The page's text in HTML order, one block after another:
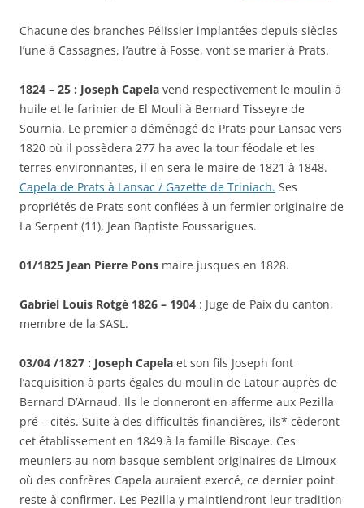
Chacune des branches Pélissier implantées depuis siècles
l’une à Cassagnes, l’autre à Fosse, vont se marier à Prats.
1824 – 25 : Joseph Capela vend respectivement le moulin à
huile et le farinier de El Mouli à Bernard Tisseyre de
Sournia. Le premier a déménagé de Prats pour Lansac vers
1820 où il possèdera 277 ha avec la tour féodale et les
terres environnantes, il en sera le maire de 1821 à 1848.
Capela de Prats à Lansac / Gazette de Triniach. Ses
propriétés de Prats sont confiées à un fermier originaire de
La Serpent (11), Jean Baptiste Foussarigues.
01/1825 Jean Pierre Pons maire jusques en 1828.
Gabriel Louis Rotgé 1826 – 1904 : Juge de Paix du canton,
membre de la SASL.
03/04 /1827 : Joseph Capela et son fils Joseph font
l’acquisition à parts égales du moulin de Latour auprès de
Bernard D’Arnaud. Ils le donneront en afferme aux Pezilla
pré – cités. Suite à des difficultés financières, ils* cèderont
cet établissement en 1849 à la famille Biscaye. Ces
meuniers au nom basque semblent originaires de Limoux
où des confrères Capela auraient exercé, ce dernier point
reste à confirmer. Les Pezilla y maintiendront leur tradition